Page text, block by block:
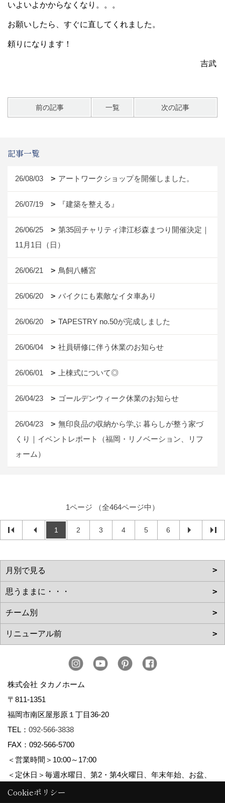
いよいよかからなくなり。。。
お願いしたら、すぐに直してくれました。
頼りになります！
吉武
前の記事 一覧 次の記事
記事一覧
26/08/03 アートワークショップを開催しました。
26/07/19 『建築を整える』
26/06/25
第35回チャリティ津江杉森まつり開催決定｜
11月1日（日）
26/06/21 鳥飼八幡宮
26/06/20 バイクにも素敵なイタ車あり
26/06/20 TAPESTRY no.50が完成しました
26/06/04 社員研修に伴う休業のお知らせ
26/06/01 上棟式について◎
26/04/23 ゴールデンウィーク休業のお知らせ
26/04/23
無印良品の収納から学ぶ 暮らしが整う家づ
くり｜イベントレポート（福岡・リノベーション、リフ
ォーム）
1ページ （全464ページ中）
1 2 3 4 5 6
株式会社 タカノホーム
〒811-1351
福岡市南区屋形原１丁目36-20
TEL： 092-566-3838
FAX：092-566-5700
＜営業時間＞10:00～17:00
＜定休日＞毎週水曜日、第2・第4火曜日、年末年始、お盆、
ゴールデンウィーク、夏季休暇
Cookieポリシー